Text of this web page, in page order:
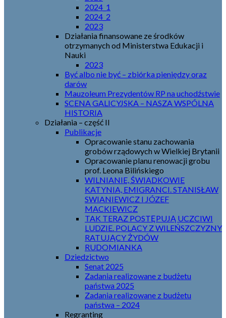
2024_1
2024_2
2023
Działania finansowane ze środków
otrzymanych od Ministerstwa Edukacji i
Nauki
2023
Być albo nie być – zbiórka pieniędzy oraz
darów
Mauzoleum Prezydentów RP na uchodźstwie
SCENA GALICYJSKA – NASZA WSPÓLNA
HISTORIA
Działania – część II
Publikacje
Opracowanie stanu zachowania
grobów rządowych w Wielkiej Brytanii
Opracowanie planu renowacji grobu
prof. Leona Bilińskiego
WILNIANIE, ŚWIADKOWIE
KATYNIA, EMIGRANCI. STANISŁAW
SWIANIEWICZ I JÓZEF
MACKIEWICZ
TAK TERAZ POSTĘPUJĄ UCZCIWI
LUDZIE. POLACY Z WILEŃSZCZYZNY
RATUJĄCY ŻYDÓW
RUDOMIANKA
Dziedzictwo
Senat 2025
Zadania realizowane z budżetu
państwa 2025
Zadania realizowane z budżetu
państwa – 2024
Regranting